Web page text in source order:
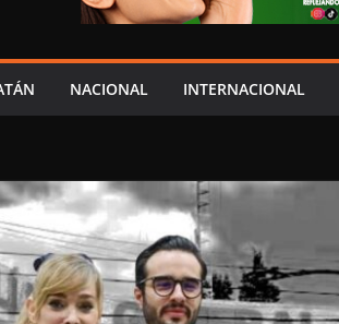
APOYA A LA ECOLOGÍA: COSGAYA
VERGÜENZA!
EN CAMPECHE Y NADIE
NACIONAL INTERNACIONAL